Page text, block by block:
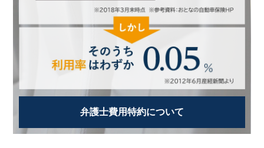
弁護士費用特約について